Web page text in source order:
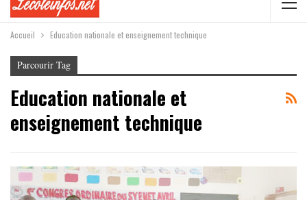
Accueil Education nationale et enseignement technique
Parcourir Tag
Education nationale et
enseignement technique